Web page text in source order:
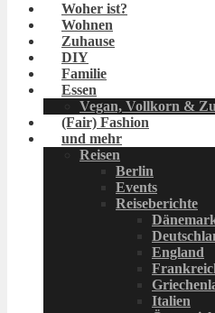
Woher ist?
Wohnen
Zuhause
DIY
Familie
Essen
Vegan, Vollkorn &
(Fair) Fashion
und mehr
Reisen
Berlin
Events
Reiseberichte
England
Italien